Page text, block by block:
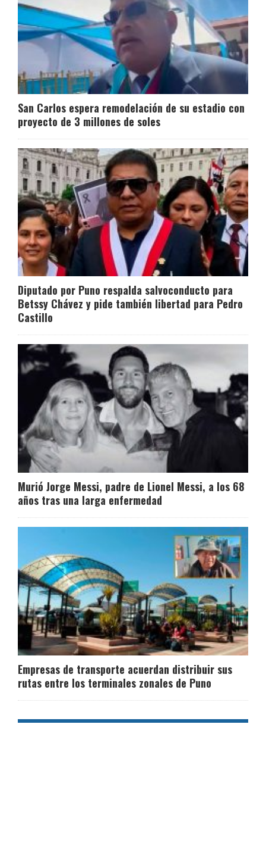
San Carlos espera remodelación de su estadio con
proyecto de 3 millones de soles
Diputado por Puno respalda salvoconducto para
Betssy Chávez y pide también libertad para Pedro
Castillo
Murió Jorge Messi, padre de Lionel Messi, a los 68
años tras una larga enfermedad
Empresas de transporte acuerdan distribuir sus
rutas entre los terminales zonales de Puno